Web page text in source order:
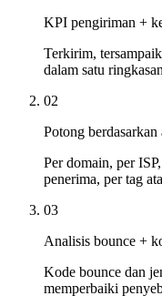
KPI pengiriman +
Terkirim,
dalam satu
02
Potong berdasarkan
Per domain, per
penerima, per tag
03
Analisis bounce +
Kode bounce dan
memperbaiki